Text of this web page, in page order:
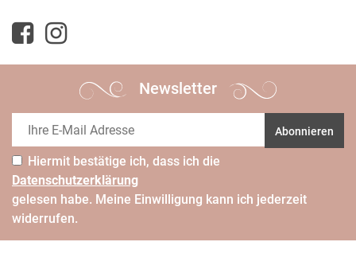
Newsletter
Abonnieren
Hiermit bestätige ich, dass ich die
Daten­schutz­erklärung
gelesen habe. Meine Einwilligung kann ich jederzeit
widerrufen.